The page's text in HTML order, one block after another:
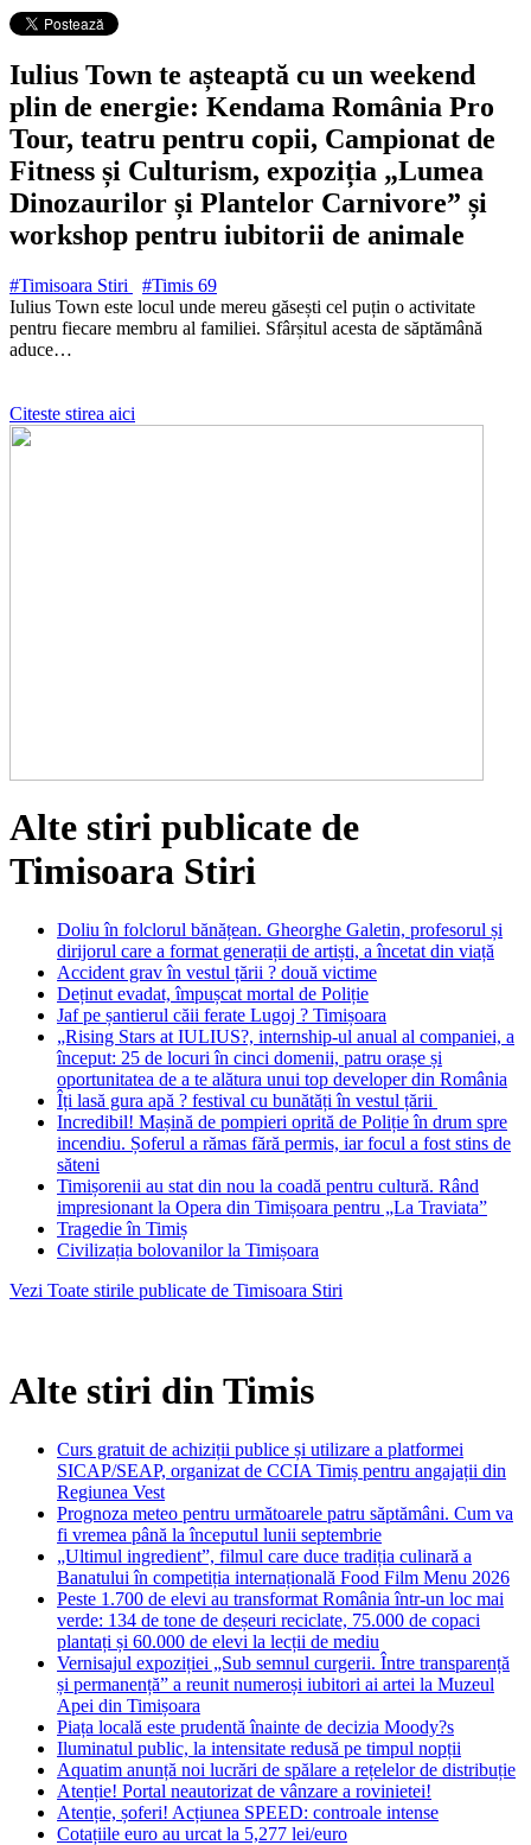
Iulius Town te așteaptă cu un weekend
plin de energie: Kendama România Pro
Tour, teatru pentru copii, Campionat de
Fitness și Culturism, expoziția „Lumea
Dinozaurilor și Plantelor Carnivore” și
workshop pentru iubitorii de animale
#Timisoara Stiri #Timis 69
Iulius Town este locul unde mereu găsești cel puțin o activitate
pentru fiecare membru al familiei. Sfârșitul acesta de săptămână
aduce…
Citeste stirea aici
Alte stiri publicate de
Timisoara Stiri
Doliu în folclorul bănățean. Gheorghe Galetin, profesorul și
dirijorul care a format generații de artiști, a încetat din viață
Accident grav în vestul țării ? două victime
Deținut evadat, împușcat mortal de Poliție
Jaf pe șantierul căii ferate Lugoj ? Timișoara
„Rising Stars at IULIUS?, internship-ul anual al companiei, a
început: 25 de locuri în cinci domenii, patru orașe și
oportunitatea de a te alătura unui top developer din România
Îți lasă gura apă ? festival cu bunătăți în vestul țării
Incredibil! Mașină de pompieri oprită de Poliție în drum spre
incendiu. Șoferul a rămas fără permis, iar focul a fost stins de
săteni
Timișorenii au stat din nou la coadă pentru cultură. Rând
impresionant la Opera din Timișoara pentru „La Traviata”
Tragedie în Timiș
Civilizația bolovanilor la Timișoara
Vezi Toate stirile publicate de Timisoara Stiri
Alte stiri din Timis
Curs gratuit de achiziții publice și utilizare a platformei
SICAP/SEAP, organizat de CCIA Timiș pentru angajații din
Regiunea Vest
Prognoza meteo pentru următoarele patru săptămâni. Cum va
fi vremea până la începutul lunii septembrie
„Ultimul ingredient”, filmul care duce tradiția culinară a
Banatului în competiția internațională Food Film Menu 2026
Peste 1.700 de elevi au transformat România într-un loc mai
verde: 134 de tone de deșeuri reciclate, 75.000 de copaci
plantați și 60.000 de elevi la lecții de mediu
Vernisajul expoziției „Sub semnul curgerii. Între transparență
și permanență” a reunit numeroși iubitori ai artei la Muzeul
Apei din Timișoara
Piața locală este prudentă înainte de decizia Moody?s
Iluminatul public, la intensitate redusă pe timpul nopții
Aquatim anunță noi lucrări de spălare a rețelelor de distribuție
Atenție! Portal neautorizat de vânzare a rovinietei!
Atenție, șoferi! Acțiunea SPEED: controale intense
Cotațiile euro au urcat la 5,277 lei/euro